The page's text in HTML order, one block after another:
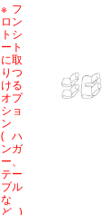
※フ
ロン
トシ
ート
に取
りつ
ける
オプ
ショ
ン
(ハ
ンガ
ー、
テー
ブル
な
ど)